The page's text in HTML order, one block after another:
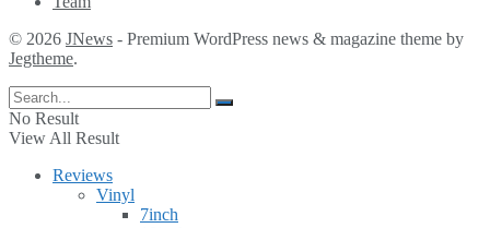
© 2026 JNews - Premium WordPress news & magazine theme by
Jegtheme.
No Result
View All Result
Reviews
Vinyl
7inch